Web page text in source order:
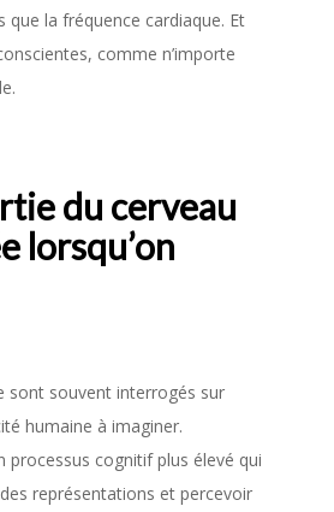
que la fréquence cardiaque. Et
comme n’importe
du cerveau
lorsqu’on
sont souvent interrogés sur
humaine à imaginer.
processus cognitif plus élevé qui
représentations et percevoir